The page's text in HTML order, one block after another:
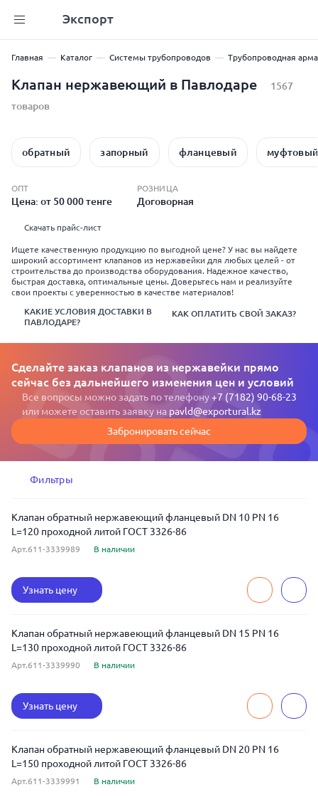
Экспорт
Главная Каталог Системы трубопроводов Трубопроводная
Клапан нержавеющий в Павлодаре
1567
товаров
обратный запорный фланцевый
ОПТ
Цена: от 50 000 тенге
РОЗНИЦА
Договорная
Скачать прайс-лист
Ищете качественную продукцию по выгодной цене? У нас вы найдете
широкий ассортимент клапанов из нержавейки для любых целей - от
строительства до производства оборудования. Надежное качество,
быстрая доставка, оптимальные цены. Доверьтесь нам и реализуйте
свои проекты с уверенностью в качестве материалов!
КАКИЕ УСЛОВИЯ ДОСТАВКИ В
ПАВЛОДАРЕ?
КАК ОПЛАТИТЬ СВОЙ ЗАКАЗ?
Сделайте заказ клапанов из нержавейки прямо
сейчас без дальнейшего изменения цен и условий
Все вопросы можно задать по телефону+7 (7182) 90-68-23
или можете оставить заявку на pavld@exportural.kz
Забронировать сейчас
Фильтры
Клапан обратный нержавеющий фланцевый DN 10 PN 16
L=120 проходной литой ГОСТ 3326-86
Арт.611-3339989 В наличии
Узнать цену
Клапан обратный нержавеющий фланцевый DN 15 PN 16
L=130 проходной литой ГОСТ 3326-86
Арт.611-3339990 В наличии
Узнать цену
Клапан обратный нержавеющий фланцевый DN 20 PN 16
L=150 проходной литой ГОСТ 3326-86
Арт.611-3339991 В наличии